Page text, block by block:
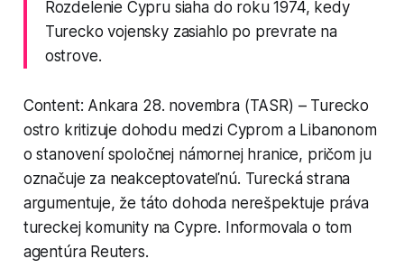
Rozdelenie Cypru siaha do roku 1974, kedy
Turecko vojensky zasiahlo po prevrate na
ostrove.
Content: Ankara 28. novembra (TASR) – Turecko
ostro kritizuje dohodu medzi Cyprom a Libanonom
o stanovení spoločnej námornej hranice, pričom ju
označuje za neakceptovateľnú. Turecká strana
argumentuje, že táto dohoda nerešpektuje práva
tureckej komunity na Cypre. Informovala o tom
agentúra Reuters.